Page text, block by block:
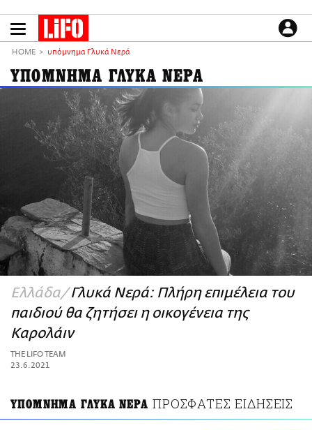
το
LIFO SHOP
NEWSLETTER
ΜΙΚΡΟΠΡΑΓΜΑΤΑ
THE GOOD LIFO
LIFOLAND
CITY GUIDE
ΑΜΠΑ
PRINT
ΕΙΔΗΣΕΙΣ
CULTURE
ΑΠΟΨΕΙΣ
ΤΡΟΠΟΣ ΖΩΗΣ
PODCASTS
Plus
HOME υπόμνημα Γλυκά Νερά
ΥΠΟΜΝΗΜΑ ΓΛΥΚΑ ΝΕΡΑ
Ελλάδα Γλυκά Νερά: Πλήρη επιμέλεια του
παιδιού θα ζητήσει η οικογένεια της
Καρολάιν
THE LIFO TEAM
23.6.2021
ΥΠΟΜΝΗΜΑ ΓΛΥΚΑ ΝΕΡΑ ΠΡΟΣΦΑΤΕΣ ΕΙΔΗΣΕΙΣ